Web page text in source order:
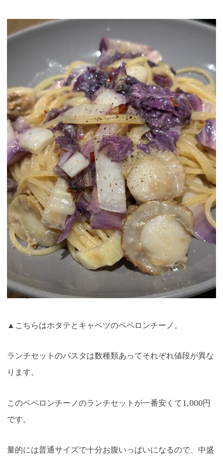
▲こちらはホタテとキャベツのペペロンチーノ。
ランチセットのパスタは数種類あってそれぞれ値段が異な
ります。
このペペロンチーノのランチセットが一番安くて1,000円
です。
量的には普通サイズで十分お腹いっぱいになるので、中盛